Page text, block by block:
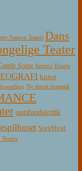
Nansen Teatret Dans
Teater
Scene humor Husets
kunst
Ny dansk dramatik
samfundskritik
Sort/Hvid